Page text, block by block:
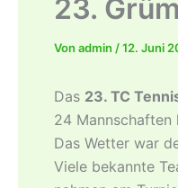
23.
Von admin /12. Juni
Das 23. TC
24 Mannschaften
Das Wetter war
Viele bekannte